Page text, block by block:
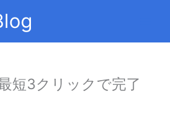
短3クリックで完了